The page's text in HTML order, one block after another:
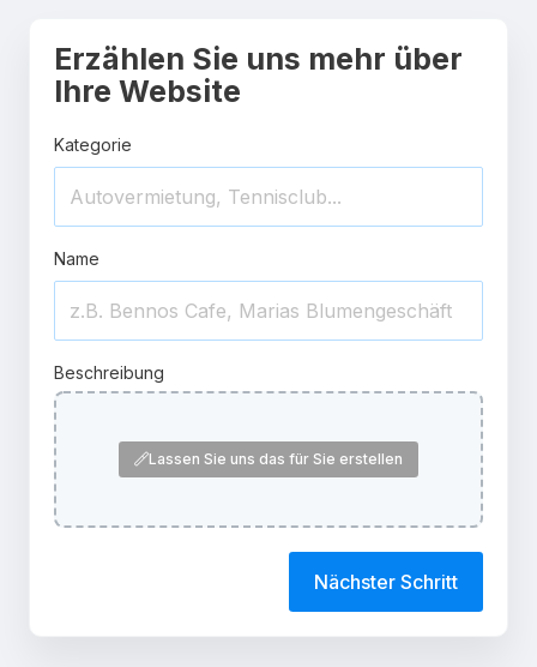
Erzählen Sie uns mehr über
Ihre Website
Kategorie
Name
Beschreibung
Lassen Sie uns das für Sie erstellen
Nächster Schritt